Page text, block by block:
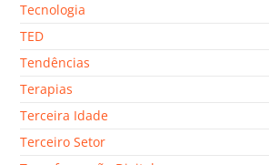
Tecnologia
TED
Tendências
Terapias
Terceira Idade
Terceiro Setor